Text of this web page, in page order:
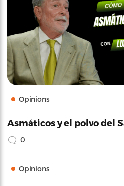
Opinions
Asmáticos y el polvo del
0
Opinions